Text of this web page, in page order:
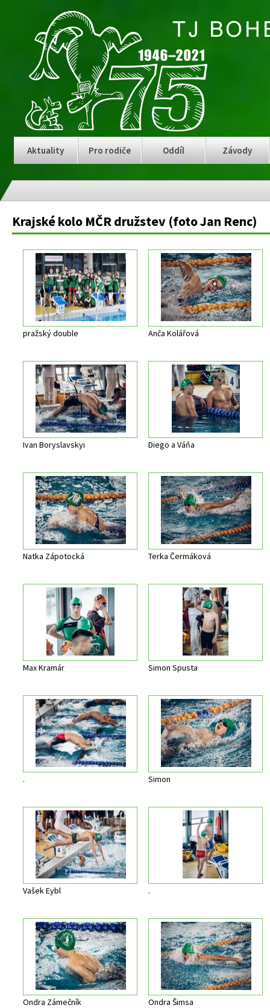
Aktuality Pro rodiče Oddíl Závody
Krajské kolo MČR družstev (foto Jan Renc)
pražský double Anča Kolářová
Ivan Boryslavskyi Diego a Váňa
Natka Zápotocká Terka Čermáková
Max Kramár Simon Spusta
. Simon
Vašek Eybl .
Ondra Zámečník Ondra Šimsa